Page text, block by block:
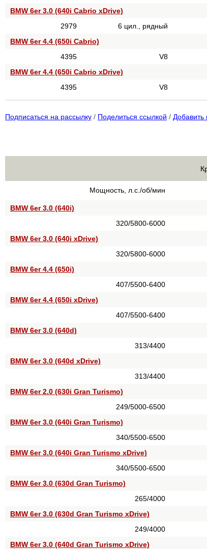
BMW 6er 3.0 (640i Cabrio xDrive)
2979
6 цил., рядный
BMW 6er 4.4 (650i Cabrio)
4395
V8
BMW 6er 4.4 (650i Cabrio xDrive)
4395
V8
Подписаться на рассылку / Поделиться ссылкой / Добавить
Мощность, л.с./об/мин
BMW 6er 3.0 (640i)
320/5800-6000
BMW 6er 3.0 (640i xDrive)
320/5800-6000
BMW 6er 4.4 (650i)
407/5500-6400
BMW 6er 4.4 (650i xDrive)
407/5500-6400
BMW 6er 3.0 (640d)
313/4400
BMW 6er 3.0 (640d xDrive)
313/4400
BMW 6er 2.0 (630i Gran Turismo)
249/5000-6500
BMW 6er 3.0 (640i Gran Turismo)
340/5500-6500
BMW 6er 3.0 (640i Gran Turismo xDrive)
340/5500-6500
BMW 6er 3.0 (630d Gran Turismo)
265/4000
BMW 6er 3.0 (630d Gran Turismo xDrive)
249/4000
BMW 6er 3.0 (640d Gran Turismo xDrive)